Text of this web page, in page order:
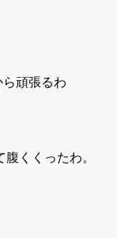
頑張るわ
くくったわ。